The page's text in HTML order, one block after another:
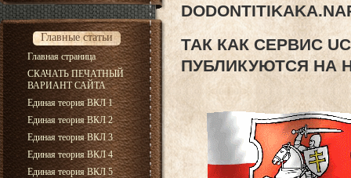
Главные статьи
Главная страница
СКАЧАТЬ ПЕЧАТНЫЙ
ВАРИАНТ САЙТА
Единая теория ВКЛ 1
Единая теория ВКЛ 2
Единая теория ВКЛ 3
Единая теория ВКЛ 4
Единая теория ВКЛ 5
ТАК КАК СЕРВИС
ПУБЛИКУЮТСЯ НА